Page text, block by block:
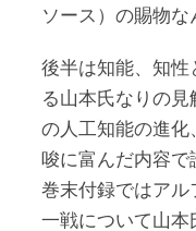
ソース）の賜物な
後半は知能、知性
る山本氏なりの
の人工知能の進化
唆に富んだ内容で
巻末付録ではアル
一戦について山本